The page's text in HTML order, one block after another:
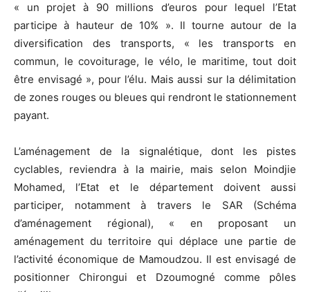
« un projet à 90 millions d’euros pour lequel l’Etat
participe à hauteur de 10% ». Il tourne autour de la
diversification des transports, « les transports en
commun, le covoiturage, le vélo, le maritime, tout doit
être envisagé », pour l’élu. Mais aussi sur la délimitation
de zones rouges ou bleues qui rendront le stationnement
payant.
L’aménagement de la signalétique, dont les pistes
cyclables, reviendra à la mairie, mais selon Moindjie
Mohamed, l’Etat et le département doivent aussi
participer, notamment à travers le SAR (Schéma
d’aménagement régional), « en proposant un
aménagement du territoire qui déplace une partie de
l’activité économique de Mamoudzou. Il est envisagé de
positionner Chirongui et Dzoumogné comme pôles